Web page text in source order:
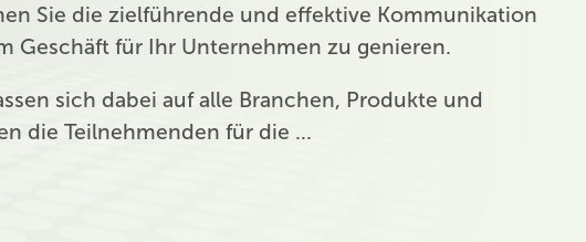
Sie die zielführende und effektive Kommunikation
Geschäft für Ihr Unternehmen zu genieren.
sich dabei auf alle Branchen, Produkte und
die Teilnehmenden für die …